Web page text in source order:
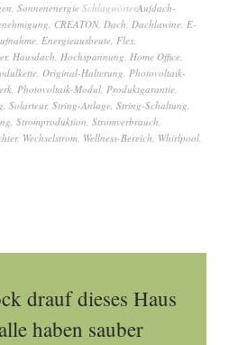
, Sonnenenergie SchlagwörterAufdach-
, CREATON, Dach, Dachlawine, E-
, Energieausbeute, Flex,
, Hausdach, Hochspannung, Home Office,
, Original-Halterung, Photovoltaik-
, Photovoltaik-Modul, Produktgarantie,
, Solarteur, String-Anlage, String-Schaltung,
, Stromproduktion, Stromverbrauch,
, Wechselstrom, Wellness-Bereich, Whirlpool,
drauf dieses Haus
haben sauber